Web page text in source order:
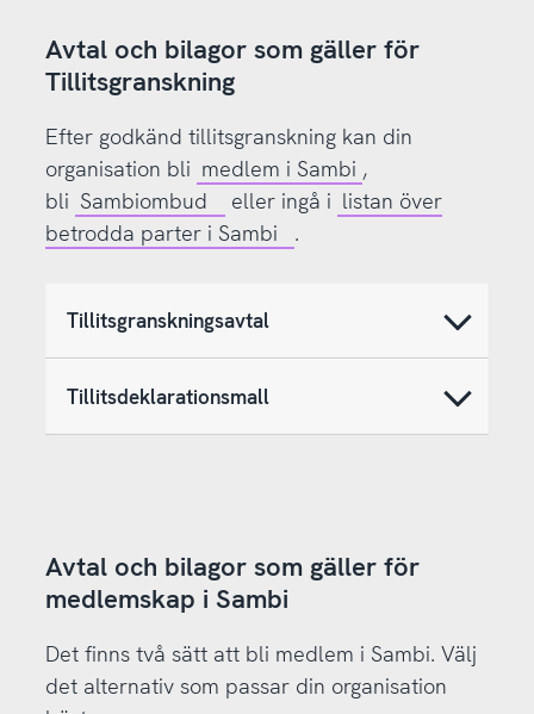
Avtal och bilagor som gäller för
Tillitsgranskning
Efter godkänd tillitsgranskning kan din
organisation bli medlem i Sambi ,
bli Sambiombud eller ingå i listan över
betrodda parter i Sambi
.
Tillitsgranskningsavtal
Tillitsdeklarationsmall
Avtal och bilagor som gäller för
medlemskap i Sambi
Det finns två sätt att bli medlem i Sambi. Välj
det alternativ som passar din organisation